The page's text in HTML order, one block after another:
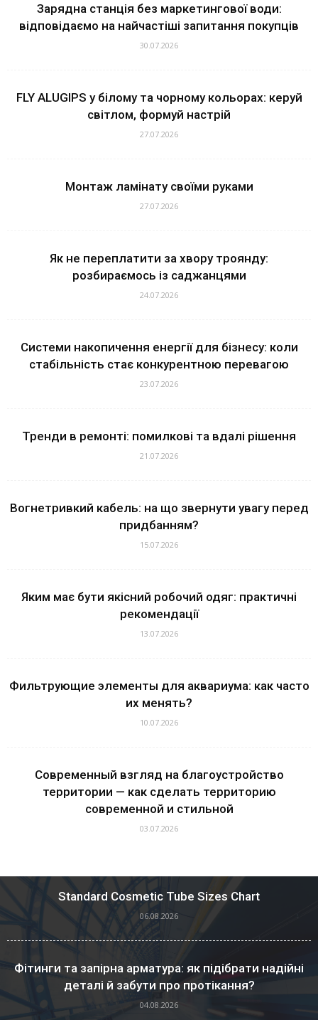
Зарядна станція без маркетингової води:
відповідаємо на найчастіші запитання покупців
30.07.2026
FLY ALUGIPS у білому та чорному кольорах: керуй
світлом, формуй настрій
27.07.2026
Монтаж ламінату своїми руками
27.07.2026
Як не переплатити за хвору троянду:
розбираємось із саджанцями
24.07.2026
Системи накопичення енергії для бізнесу: коли
стабільність стає конкурентною перевагою
23.07.2026
Тренди в ремонті: помилкові та вдалі рішення
21.07.2026
Вогнетривкий кабель: на що звернути увагу перед
придбанням?
15.07.2026
Яким має бути якісний робочий одяг: практичні
рекомендації
13.07.2026
Фильтрующие элементы для аквариума: как часто
их менять?
10.07.2026
Современный взгляд на благоустройство
территории — как сделать территорию
современной и стильной
03.07.2026
Standard Cosmetic Tube Sizes Chart
06.08.2026
Фітинги та запірна арматура: як підібрати надійні
деталі й забути про протікання?
04.08.2026